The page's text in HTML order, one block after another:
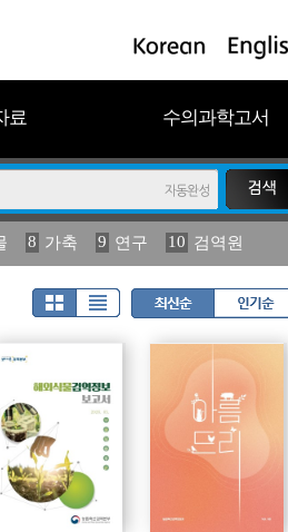
료 수의과학고서
8 가축 9 연구 10 검역원
18 2023 19 농림수산